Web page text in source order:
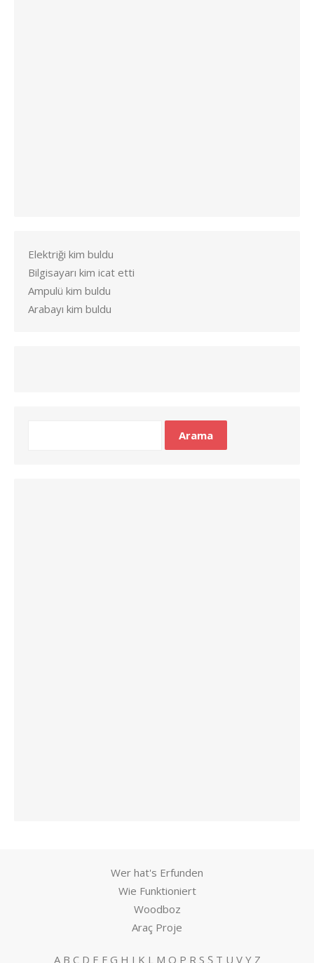
Elektriği kim buldu
Bilgisayarı kim icat etti
Ampulü kim buldu
Arabayı kim buldu
Wer hat's Erfunden
Wie Funktioniert
Woodboz
Araç Proje
A B C D E F G H I K L M O P R S Ş T U V Y Z